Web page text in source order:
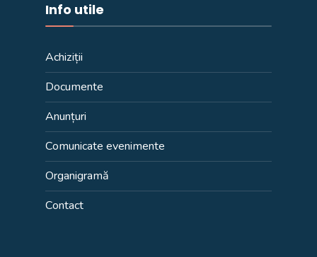
Info utile
Achiziții
Documente
Anunțuri
Comunicate evenimente
Organigramă
Contact